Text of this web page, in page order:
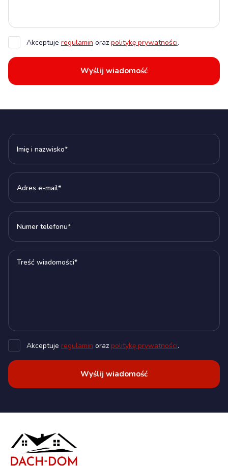
Akceptuje regulamin oraz politykę prywatności.
Wyślij wiadomość
Akceptuje regulamin oraz politykę prywatności.
Wyślij wiadomość